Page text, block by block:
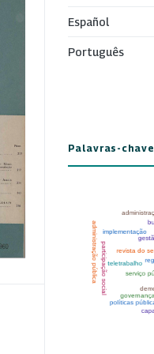
Español
Português
Palavras-chave